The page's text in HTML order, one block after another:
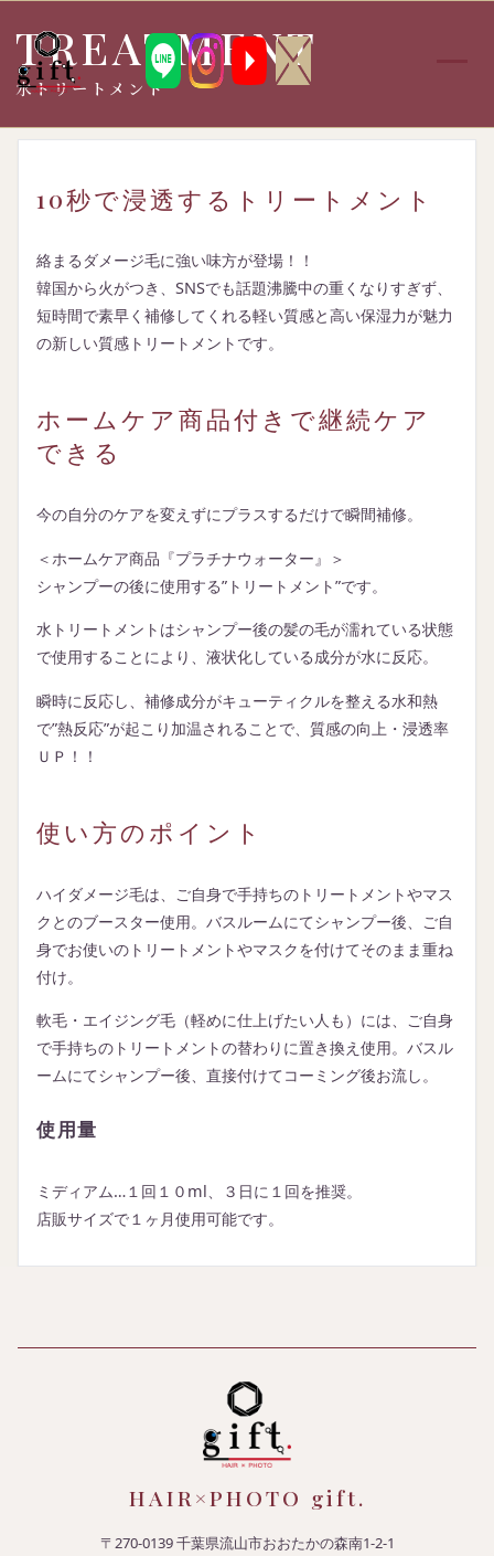
ー
TREATMENT
水トリートメント
10秒で浸透するトリートメント
絡まるダメージ毛に強い味方が登場！！
韓国から火がつき、SNSでも話題沸騰中の重くなりすぎず、
短時間で素早く補修してくれる軽い質感と高い保湿力が魅力
の新しい質感トリートメントです。
ホームケア商品付きで継続ケア
できる
今の自分のケアを変えずにプラスするだけで​瞬間補修。
＜ホームケア商品『プラチナウォーター』＞
シャンプーの後に使用する”トリートメント”です。
​水トリートメントはシャンプー後の髪の毛が濡れている状態
で使用することにより、液状化している成分が水に反応。
瞬時に反応し、補修成分がキューティクルを整える​水和熱
で”熱反応”が起こり加温されることで、質感の向上・浸透率
ＵＰ！！
使い方のポイント
ハイダメージ毛は、ご自身で手持ちのトリートメントやマス
クとのブースター使用。​バスルームにてシャンプー後、ご自
身でお使いのトリートメントやマスクを付けてそのまま重ね
付け。
軟毛・エイジング毛（軽めに仕上げたい人も）には、ご自身
で手持ちのトリートメントの替わりに置き換え使用。​バスル
ームにてシャンプー後、直接付けてコーミング後お流し。
使用量
ミディアム…１回１０ml、３日に１回を推奨。
​店販サイズで１ヶ月使用可能です。
HAIR×PHOTO gift.
〒270-0139 千葉県流山市おおたかの森南1-2-1